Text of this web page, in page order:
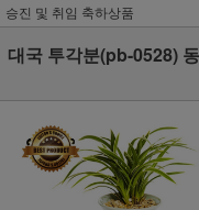
승진 및 취임 축하상품
대국 투각분(pb-0528)